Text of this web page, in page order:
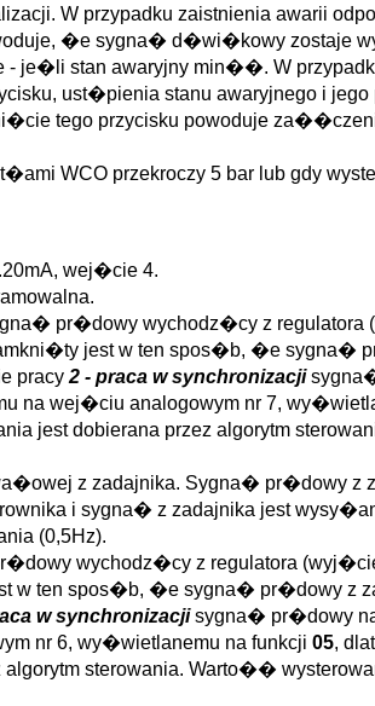
W przypadku zaistnienia awarii
�e sygna� d�wi�kowy zostaje
stan awaryjny min��. W
ust�pienia stanu awaryjnego i jego
tego przycisku powoduje
WCO przekroczy 5 bar lub gdy
wej�cie 4.
pr�dowy wychodz�cy z
jest w ten spos�b, �e sygna�
pracy 2 - praca w synchronizacji
na wej�ciu analogowym nr 7,
jest dobierana przez algorytm
z zadajnika. Sygna� pr�dowy z
i sygna� z zadajnika jest
(0,5Hz).
wychodz�cy z regulatora
w ten spos�b, �e sygna� pr�dowy z
w synchronizacjisygna� pr�dowy
nr 6, wy�wietlanemu na funkcji 05,
sterowania. Warto��